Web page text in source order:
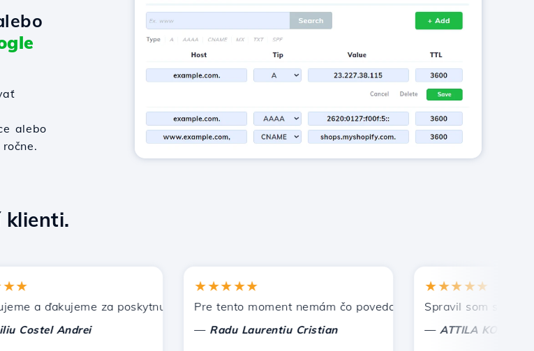
alebo
klienti.
som vás iným známym.
a ďakujeme za poskytnutú podporu!
Andrei
★★★★★
Pre tento moment nemám čo povedať, len oceniť. S osobitnou
Radu Laurentiu Cristian
★★★★★
Spravil som správnu
ATTILA KOLES